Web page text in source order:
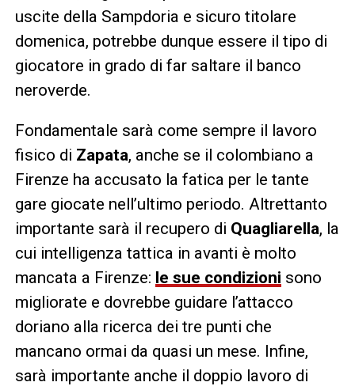
uscite della Sampdoria e sicuro titolare
domenica, potrebbe dunque essere il tipo di
giocatore in grado di far saltare il banco
neroverde.
Fondamentale sarà come sempre il lavoro
fisico di Zapata, anche se il colombiano a
Firenze ha accusato la fatica per le tante
gare giocate nell’ultimo periodo. Altrettanto
importante sarà il recupero di Quagliarella, la
cui intelligenza tattica in avanti è molto
mancata a Firenze: le sue condizioni sono
migliorate e dovrebbe guidare l’attacco
doriano alla ricerca dei tre punti che
mancano ormai da quasi un mese. Infine,
sarà importante anche il doppio lavoro di